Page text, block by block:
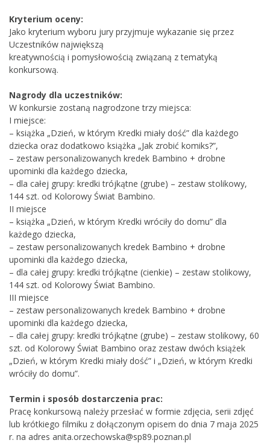
Kryterium oceny:
Jako kryterium wyboru jury przyjmuje wykazanie się przez
Uczestników największą
kreatywnością i pomysłowością związaną z tematyką
konkursową.
Nagrody dla uczestników:
W konkursie zostaną nagrodzone trzy miejsca:
I miejsce:
– książka „Dzień, w którym Kredki miały dość” dla każdego
dziecka oraz dodatkowo książka „Jak zrobić komiks?”,
– zestaw personalizowanych kredek Bambino + drobne
upominki dla każdego dziecka,
– dla całej grupy: kredki trójkątne (grube) – zestaw stolikowy,
144 szt. od Kolorowy Świat Bambino.
II miejsce
– książka „Dzień, w którym Kredki wróciły do domu” dla
każdego dziecka,
– zestaw personalizowanych kredek Bambino + drobne
upominki dla każdego dziecka,
– dla całej grupy: kredki trójkątne (cienkie) – zestaw stolikowy,
144 szt. od Kolorowy Świat Bambino.
III miejsce
– zestaw personalizowanych kredek Bambino + drobne
upominki dla każdego dziecka,
– dla całej grupy: kredki trójkątne (grube) – zestaw stolikowy, 60
szt. od Kolorowy Świat Bambino oraz zestaw dwóch książek
„Dzień, w którym Kredki miały dość” i „Dzień, w którym Kredki
wróciły do domu”.
Termin i sposób dostarczenia prac:
Pracę konkursową należy przesłać w formie zdjęcia, serii zdjęć
lub krótkiego filmiku z dołączonym opisem do dnia 7 maja 2025
r. na adres anita.orzechowska@sp89.poznan.pl